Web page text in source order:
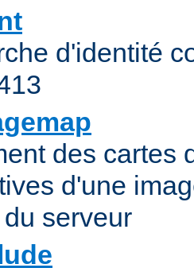
d'identité
des cartes
d'une
serveur